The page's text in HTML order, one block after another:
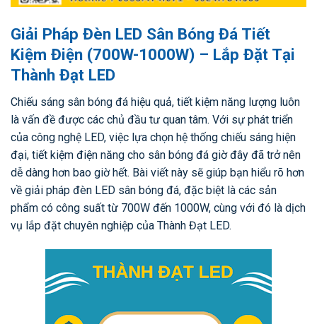
Giải Pháp Đèn LED Sân Bóng Đá Tiết
Kiệm Điện (700W-1000W) – Lắp Đặt Tại
Thành Đạt LED
Chiếu sáng sân bóng đá hiệu quả, tiết kiệm năng lượng luôn
là vấn đề được các chủ đầu tư quan tâm. Với sự phát triển
của công nghệ LED, việc lựa chọn hệ thống chiếu sáng hiện
đại, tiết kiệm điện năng cho sân bóng đá giờ đây đã trở nên
dễ dàng hơn bao giờ hết. Bài viết này sẽ giúp bạn hiểu rõ hơn
về giải pháp đèn LED sân bóng đá, đặc biệt là các sản
phẩm có công suất từ 700W đến 1000W, cùng với đó là dịch
vụ lắp đặt chuyên nghiệp của Thành Đạt LED.